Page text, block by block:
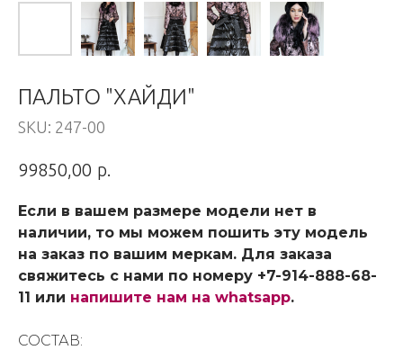
ПАЛЬТО "ХАЙДИ"
SKU: 247-00
99850,00 р.
Если в вашем размере модели нет в
наличии, то мы можем пошить эту модель
на заказ по вашим меркам. Для заказа
свяжитесь с нами по номеру +7-914-888-68-
11 или напишите нам на whatsapp.
СОСТАВ: